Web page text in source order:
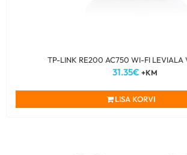
TP-LINK RE200 AC750 WI-FI LEVIALA
31.35€ +KM
LISA KORVI